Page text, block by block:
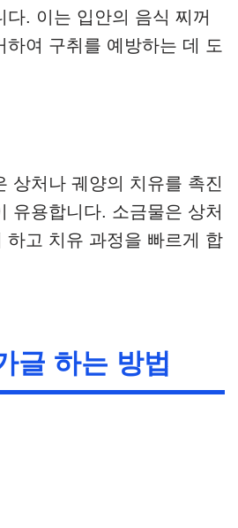
다. 이는 입안의 음식 찌꺼
하여 구취를 예방하는 데 도
상처나 궤양의 치유를 촉진
유용합니다. 소금물은 상처
하고 치유 과정을 빠르게 합
글 하는 방법